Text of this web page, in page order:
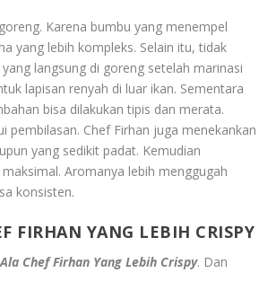
Karena bumbu yang menempel
yang lebih kompleks. Selain itu, tidak
langsung di goreng setelah marinasi
lapisan renyah di luar ikan. Sementara
bisa dilakukan tipis dan merata.
pembilasan. Chef Firhan juga menekankan
yang sedikit padat. Kemudian
Aromanya lebih menggugah
konsisten.
FIRHAN YANG LEBIH CRISPY
Chef Firhan Yang Lebih Crispy. Dan